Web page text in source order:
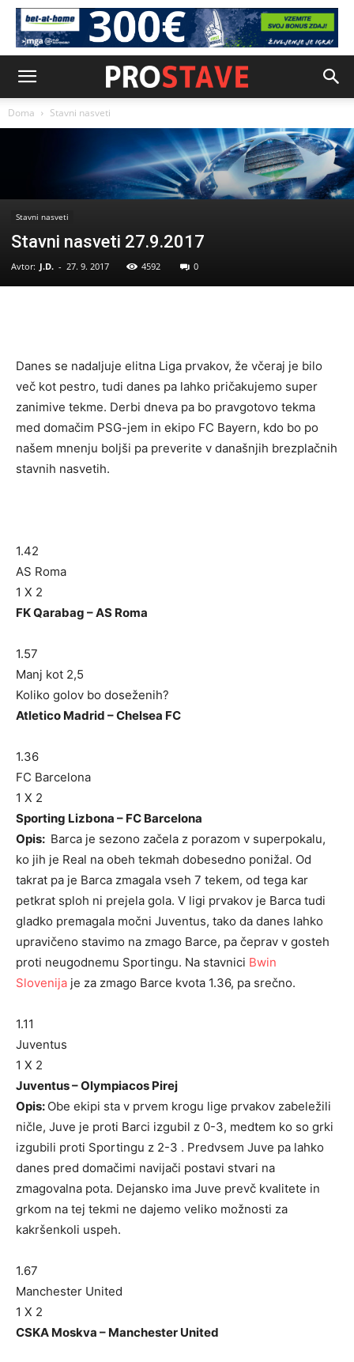
Doma Stavni nasveti
Stavni nasveti
Stavni nasveti 27.9.2017
Avtor: J.D. - 27. 9. 2017 4592 0
Danes se nadaljuje elitna Liga prvakov, že včeraj je bilo
več kot pestro, tudi danes pa lahko pričakujemo super
zanimive tekme. Derbi dneva pa bo pravgotovo tekma
med domačim PSG-jem in ekipo FC Bayern, kdo bo po
našem mnenju boljši pa preverite v današnjih brezplačnih
stavnih nasvetih.
1.42
AS Roma
1 X 2
FK Qarabag – AS Roma
1.57
Manj kot 2,5
Koliko golov bo doseženih?
Atletico Madrid – Chelsea FC
1.36
FC Barcelona
1 X 2
Sporting Lizbona – FC Barcelona
Opis: Barca je sezono začela z porazom v superpokalu,
ko jih je Real na obeh tekmah dobesedno ponižal. Od
takrat pa je Barca zmagala vseh 7 tekem, od tega kar
petkrat sploh ni prejela gola. V ligi prvakov je Barca tudi
gladko premagala močni Juventus, tako da danes lahko
upravičeno stavimo na zmago Barce, pa čeprav v gosteh
proti neugodnemu Sportingu. Na stavnici Bwin
Slovenija je za zmago Barce kvota 1.36, pa srečno.
1.11
Juventus
1 X 2
Juventus – Olympiacos Pirej
Opis: Obe ekipi sta v prvem krogu lige prvakov zabeležili
ničle, Juve je proti Barci izgubil z 0-3, medtem ko so grki
izgubili proti Sportingu z 2-3 . Predvsem Juve pa lahko
danes pred domačimi navijači postavi stvari na
zmagovalna pota. Dejansko ima Juve prevč kvalitete in
grkom na tej tekmi ne dajemo veliko možnosti za
kakršenkoli uspeh.
1.67
Manchester United
1 X 2
CSKA Moskva – Manchester United